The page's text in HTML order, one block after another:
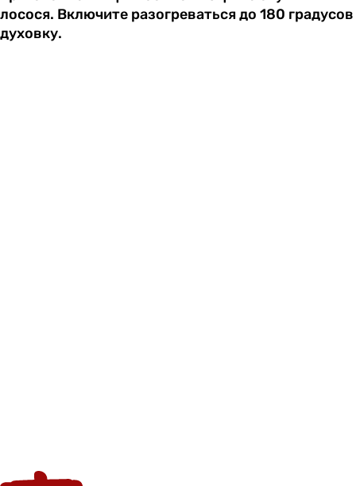
лосося. Включите разогреваться до 180 градусов
духовку.